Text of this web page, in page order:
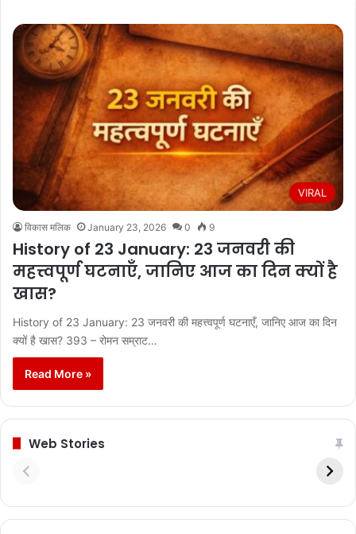
VIRAL
विकास मलिक January 23, 2026 0 9
History of 23 January: 23 जनवरी की
महत्त्वपूर्ण घटनाएँ, जानिए आज का दिन क्यों है
खास?
History of 23 January: 23 जनवरी की महत्त्वपूर्ण घटनाएँ, जानिए आज का दिन
क्यों है खास? 393 – रोमन सम्राट…
Read More »
Web Stories